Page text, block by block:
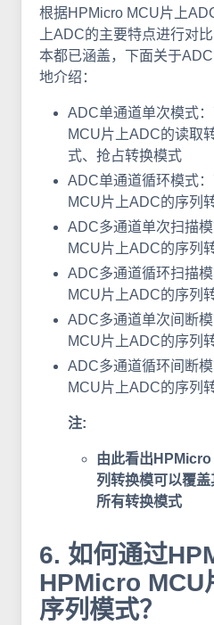
根据HPMicro MCU片上
上ADC的主要特点进行对
本都已涵盖，下面关于
地介绍：
ADC单通道单次模式
MCU片上ADC的读取
式、抢占转换模式
ADC单通道循环模式
MCU片上ADC的序列
ADC多通道单次扫描
MCU片上ADC的序列
ADC多通道循环扫描
MCU片上ADC的序列
ADC多通道单次间断
MCU片上ADC的序列
ADC多通道循环间断
MCU片上ADC的序列
注:
由此看出
列转换模可以覆
所有转换模式
6. 如何通过
HPMicro MCU
序列模式？